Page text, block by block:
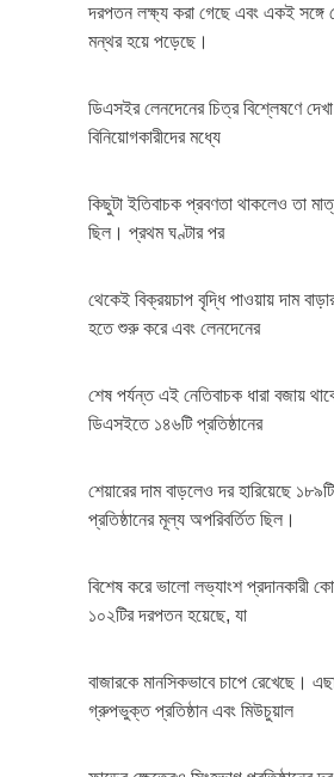
দরপতন লক্ষ্য করা গেছে এবং একই সঙ্গে
মন্থর হয়ে পড়েছে।
ডিএসইর লেনদেনের চিত্র বিশ্লেষণে
বিনিয়োগকারীদের মধ্যে
কিছুটা ইতিবাচক প্রবণতা থাকলেও তা
ছিল। প্রথম ঘণ্টার পর
থেকেই বিক্রয়চাপ বৃদ্ধি পাওয়ায় দাম
হতে শুরু করে এবং লেনদেনের
শেষ পর্যন্ত এই নেতিবাচক ধারা বজায়
ডিএসইতে ১৪৬টি প্রতিষ্ঠানের
শেয়ারের দাম বাড়লেও দর হারিয়েছে
প্রতিষ্ঠানের মূল্য অপরিবর্তিত ছিল।
বিশেষ করে ভালো লভ্যাংশ প্রদানকারী
১০২টির দরপতন হয়েছে, যা
বাজারকে মানসিকভাবে চাপে রেখেছে।
গ্রুপভুক্ত প্রতিষ্ঠান এবং মিউচুয়াল